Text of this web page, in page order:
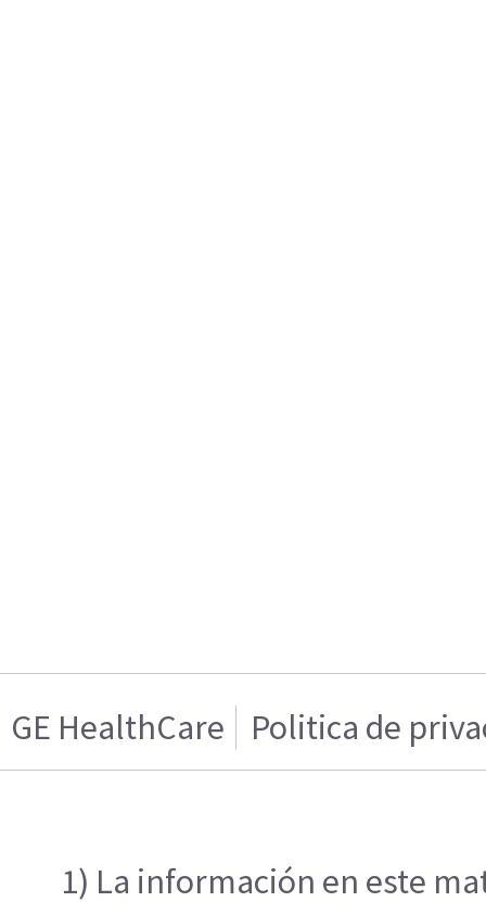
GE HealthCare Politica de
1) La información en este